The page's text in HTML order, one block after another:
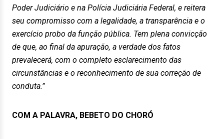
Poder Judiciário e na Polícia Judiciária Federal, e reitera
seu compromisso com a legalidade, a transparência e o
exercício probo da função pública. Tem plena convicção
de que, ao final da apuração, a verdade dos fatos
prevalecerá, com o completo esclarecimento das
circunstâncias e o reconhecimento de sua correção de
conduta.”
COM A PALAVRA, BEBETO DO CHORÓ